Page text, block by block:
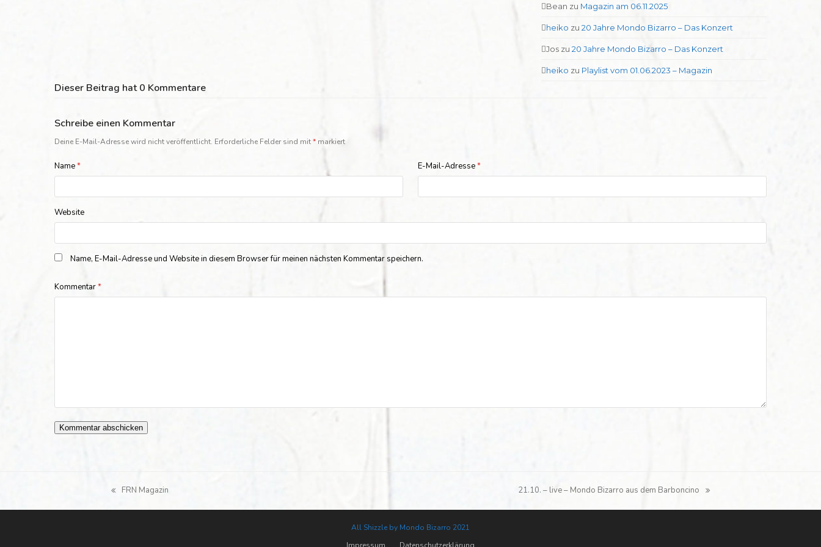
Bean zu Magazin am 06.11.2025
heiko zu20 Jahre Mondo Bizarro – Das Konzert
Jos zu20 Jahre Mondo Bizarro – Das Konzert
heiko zu Playlist vom 01.06.2023 – Magazin
Dieser Beitrag hat 0 Kommentare
Schreibe einen Kommentar
Deine E-Mail-Adresse wird nicht veröffentlicht. Erforderliche Felder sind mit* markiert
Name* E-Mail-Adresse*
Website
Name, E-Mail-Adresse und Website in diesem Browser für meinen nächsten Kommentar speichern.
Kommentar*
vorheriger
Beitrag:
FRN Magazin
Nächster
Beitrag:
21.10. – live – Mondo Bizarro aus dem Barboncino
All Shizzle by Mondo Bizarro 2021